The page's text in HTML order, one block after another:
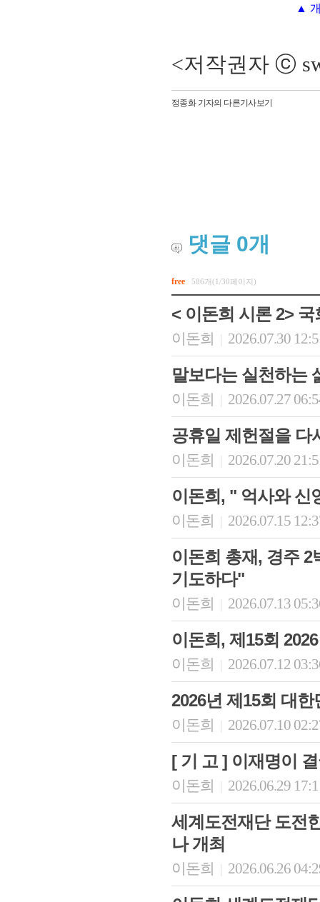
▲
<저작권자 ⓒ
정종화 기자의 다른기사보기
댓글 0개
free 586개(1/30페이지)
< 이돈희 시론 2>
이돈희 2026.07.30
말보다는 실천하는
이돈희 2026.07.27
공휴일 제헌절을 다
이돈희 2026.07.20
이돈희, " 억사와 신
이돈희 2026.07.15
이돈희 총재, 경주
기도하다"
이돈희 2026.07.13
이돈희, 제15회
이돈희 2026.07.12
2026년 제15회 대
이돈희 2026.07.10
[ 기 고 ] 이재명이
이돈희 2026.06.29
세계도전재단 도전
나 개최
이돈희 2026.06.26